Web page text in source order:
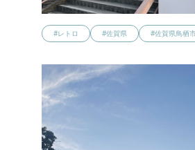
#レトロ #佐賀県 #佐賀県鳥栖